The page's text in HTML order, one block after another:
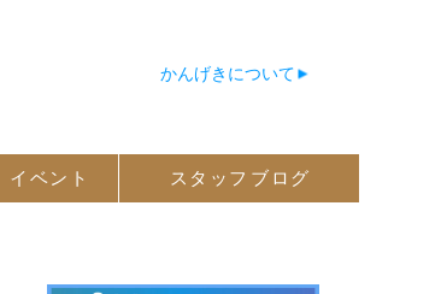
かんげきについて
イベント スタッフ ブログ